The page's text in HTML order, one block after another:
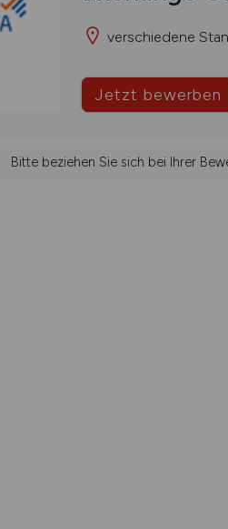
verschiedene
Jetzt bewerben
Bitte beziehen Sie sich bei Ihrer